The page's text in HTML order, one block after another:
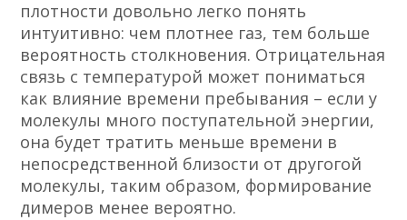
плотности довольно легко понять
интуитивно: чем плотнее газ, тем больше
вероятность столкновения. Отрицательная
связь с температурой может пониматься
как влияние времени пребывания – если у
молекулы много поступательной энергии,
она будет тратить меньше времени в
непосредственной близости от другогой
молекулы, таким образом, формирование
димеров менее вероятно.